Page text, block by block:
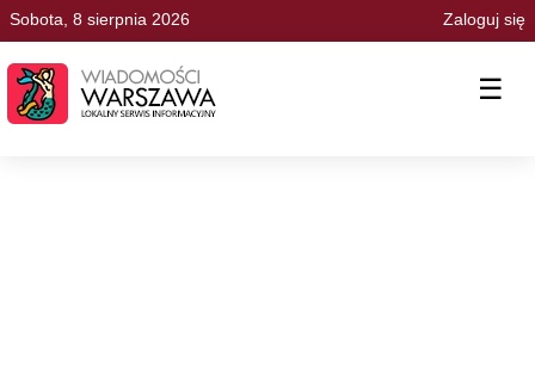
Sobota, 8 sierpnia 2026 Zaloguj się
☰